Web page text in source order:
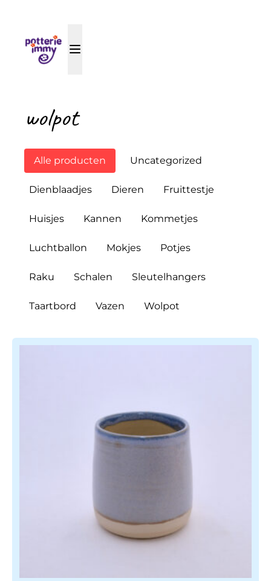
wolpot
Alle producten Uncategorized
Dienblaadjes Dieren Fruittestje
Huisjes Kannen Kommetjes
Luchtballon Mokjes Potjes
Raku Schalen Sleutelhangers
Taartbord Vazen Wolpot